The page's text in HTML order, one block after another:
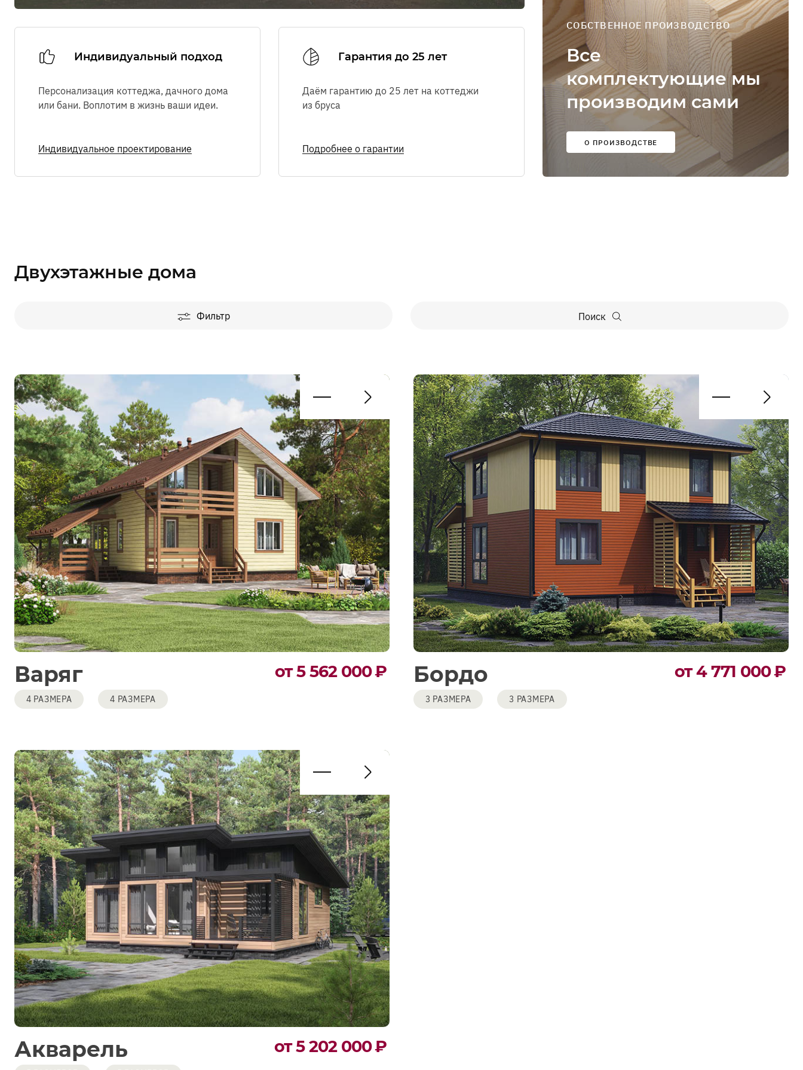
СОБСТВЕННОЕ ПРОИЗВОДСТВО
Все
комплектующие мы
производим сами
О ПРОИЗВОДСТВЕ
Индивидуальный подход
Персонализация коттеджа, дачного дома
или бани. Воплотим в жизнь ваши идеи.
Индивидуальное проектирование
Гарантия до 25 лет
Даём гарантию до 25 лет на коттеджи
из бруса
Подробнее о гарантии
Двухэтажные дома
Поиск
Фильтр
Варяг
4 РАЗМЕРА 4 РАЗМЕРА
от 5 562 000₽ Бордо
3 РАЗМЕРА 3 РАЗМЕРА
от 4 771 000₽
Акварель от 5 202 000₽